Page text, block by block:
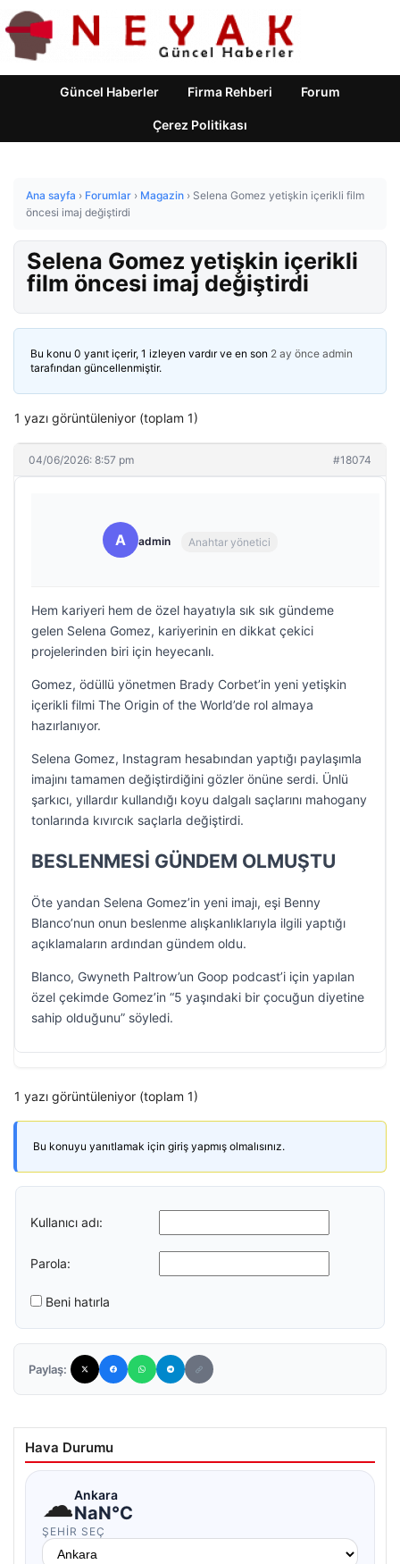
Güncel Haberler Firma Rehberi Forum
Çerez Politikası
Ana sayfa › Forumlar › Magazin › Selena Gomez yetişkin içerikli film
öncesi imaj değiştirdi
Selena Gomez yetişkin içerikli
film öncesi imaj değiştirdi
Bu konu 0 yanıt içerir, 1 izleyen vardır ve en son 2 ay önce admin
tarafından güncellenmiştir.
1 yazı görüntüleniyor (toplam 1)
04/06/2026: 8:57 pm #18074
A admin Anahtar yönetici
Hem kariyeri hem de özel hayatıyla sık sık gündeme
gelen Selena Gomez, kariyerinin en dikkat çekici
projelerinden biri için heyecanlı.
Gomez, ödüllü yönetmen Brady Corbet’in yeni yetişkin
içerikli filmi The Origin of the World’de rol almaya
hazırlanıyor.
Selena Gomez, Instagram hesabından yaptığı paylaşımla
imajını tamamen değiştirdiğini gözler önüne serdi. Ünlü
şarkıcı, yıllardır kullandığı koyu dalgalı saçlarını mahogany
tonlarında kıvırcık saçlarla değiştirdi.
BESLENMESİ GÜNDEM OLMUŞTU
Öte yandan Selena Gomez’in yeni imajı, eşi Benny
Blanco’nun onun beslenme alışkanlıklarıyla ilgili yaptığı
açıklamaların ardından gündem oldu.
Blanco, Gwyneth Paltrow’un Goop podcast’i için yapılan
özel çekimde Gomez’in “5 yaşındaki bir çocuğun diyetine
sahip olduğunu” söyledi.
1 yazı görüntüleniyor (toplam 1)
Bu konuyu yanıtlamak için giriş yapmış olmalısınız.
Kullanıcı adı:
Parola:
Beni hatırla
Paylaş:
Hava Durumu
☁Ankara
NaN°C
ŞEHIR SEÇ